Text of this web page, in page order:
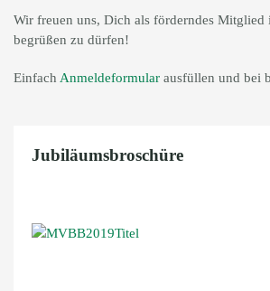
Wir freuen uns, Dich als förderndes Mitglied
begrüßen zu dürfen!
Einfach Anmeldeformular ausfüllen und bei
Jubiläumsbroschüre